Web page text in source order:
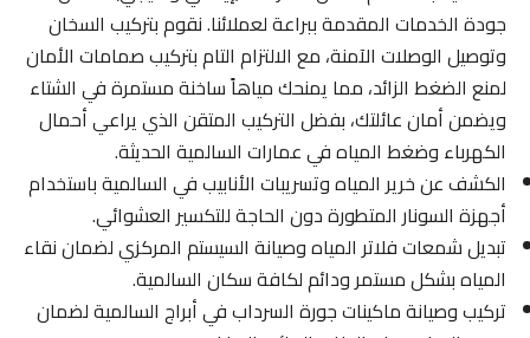
جودة الخدمات المقدمة ببراعة لعملائنا. نقوم بتركيب السخان
وتوصيل الوصلات الآمنة، مع الالتزام التام بتركيب صمامات الأمان
لمنع الضغط الزائد، مما يمنحك مياهاً ساخنة مستمرة في الشتاء
ويضمن أمان عائلتك، بفضل التركيب المتقن الذي يراعي أحمال
الكهرباء وضغط المياه في عمارات السالمية الحديثة.
الكشف عن خرير المياه وتسريبات الأنابيب في السالمية باستخدام
أجهزة السونار المتطورة دون الحاجة للتكسير العشوائي.
تبديل شمعات فلاتر المياه وصيانة السيستم المركزي لضمان نقاء
المياه بشكل مستمر ودائم لكافة سكان السالمية.
تركيب وصيانة ماكينات جورة السرداب في أبراج السالمية لضمان